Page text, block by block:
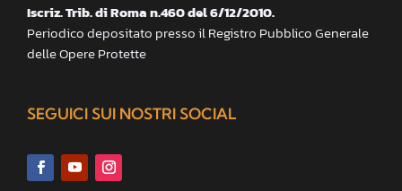
Iscriz. Trib. di Roma n.460 del 6/12/2010.
Periodico depositato presso il Registro Pubblico Generale
delle Opere Protette
SEGUICI SUI NOSTRI SOCIAL